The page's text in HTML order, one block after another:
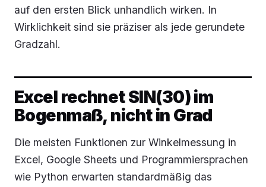
auf den ersten Blick unhandlich wirken. In
Wirklichkeit sind sie präziser als jede gerundete
Gradzahl.
Excel rechnet SIN(30) im
Bogenmaß, nicht in Grad
Die meisten Funktionen zur Winkelmessung in
Excel, Google Sheets und Programmiersprachen
wie Python erwarten standardmäßig das